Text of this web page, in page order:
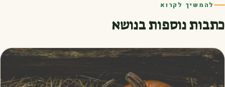
להמשיך לקרוא
כתבות נוספות בנושא